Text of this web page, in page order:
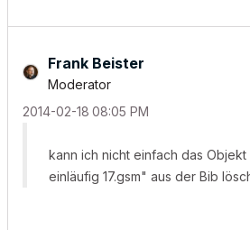
Frank Beister
Moderator
‎2014-02-18 08:05 PM
kann ich nicht einfach das
einläufig 17.gsm" aus der Bib